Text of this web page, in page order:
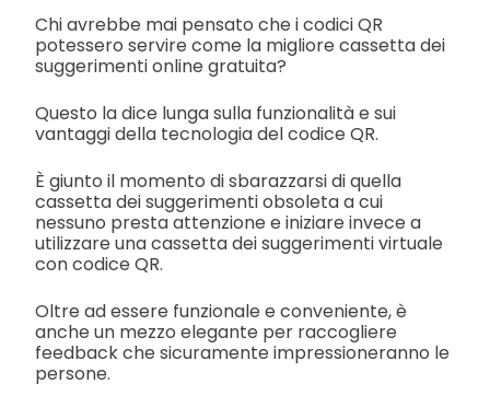
Chi avrebbe mai pensato che i codici QR
potessero servire come la migliore cassetta dei
suggerimenti online gratuita?
Questo la dice lunga sulla funzionalità e sui
vantaggi della tecnologia del codice QR.
È giunto il momento di sbarazzarsi di quella
cassetta dei suggerimenti obsoleta a cui
nessuno presta attenzione e iniziare invece a
utilizzare una cassetta dei suggerimenti virtuale
con codice QR.
Oltre ad essere funzionale e conveniente, è
anche un mezzo elegante per raccogliere
feedback che sicuramente impressioneranno le
persone.